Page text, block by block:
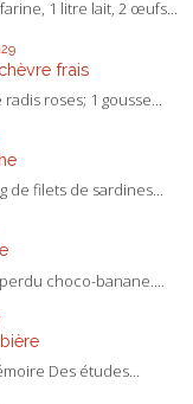
1 litre lait, 2 œufs...
frais
roses; 1 gousse...
de filets de sardines...
choco-banane....
Des études...